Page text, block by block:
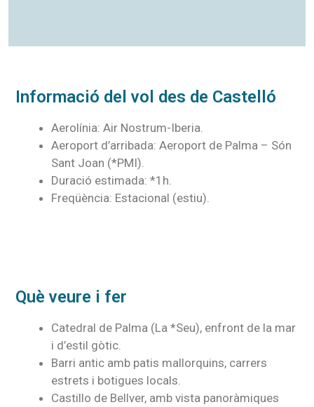
Informació del vol des de Castelló
Aerolínia: Air Nostrum-Iberia.
Aeroport d’arribada: Aeroport de Palma – Són
Sant Joan (*PMI).
Duració estimada: *1h.
Freqüència: Estacional (estiu).
Què veure i fer
Catedral de Palma (La *Seu), enfront de la mar
i d’estil gòtic.
Barri antic amb patis mallorquins, carrers
estrets i botigues locals.
Castillo de Bellver, amb vista panoràmiques